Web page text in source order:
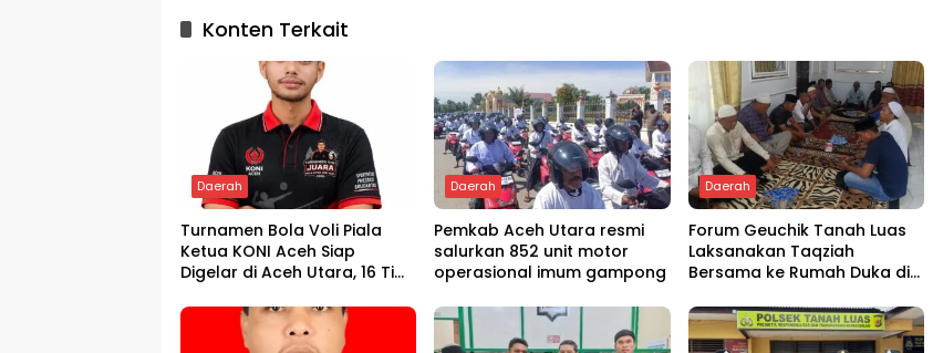
Konten Terkait
Daerah
Turnamen Bola Voli Piala
Ketua KONI Aceh Siap
Digelar di Aceh Utara, 16 Tim
Bagian
Daerah
Pemkab Aceh Utara resmi
salurkan 852 unit motor
operasional imum gampong
Daerah
Forum Geuchik Tanah Luas
Laksanakan Taqziah
Bersama ke Rumah Duka di